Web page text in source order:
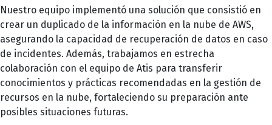
Nuestro equipo implementó una solución que consistió en
crear un duplicado de la información en la nube de AWS,
asegurando la capacidad de recuperación de datos en caso
de incidentes. Además, trabajamos en estrecha
colaboración con el equipo de Atis para transferir
conocimientos y prácticas recomendadas en la gestión de
recursos en la nube, fortaleciendo su preparación ante
posibles situaciones futuras.